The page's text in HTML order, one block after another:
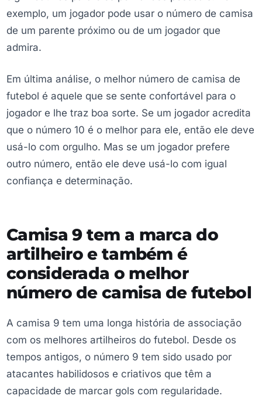
exemplo, um jogador pode usar o número de camisa
de um parente próximo ou de um jogador que
admira.
Em última análise, o melhor número de camisa de
futebol é aquele que se sente confortável para o
jogador e lhe traz boa sorte. Se um jogador acredita
que o número 10 é o melhor para ele, então ele deve
usá-lo com orgulho. Mas se um jogador prefere
outro número, então ele deve usá-lo com igual
confiança e determinação.
Camisa 9 tem a marca do
artilheiro e também é
considerada o melhor
número de camisa de futebol
A camisa 9 tem uma longa história de associação
com os melhores artilheiros do futebol. Desde os
tempos antigos, o número 9 tem sido usado por
atacantes habilidosos e criativos que têm a
capacidade de marcar gols com regularidade.